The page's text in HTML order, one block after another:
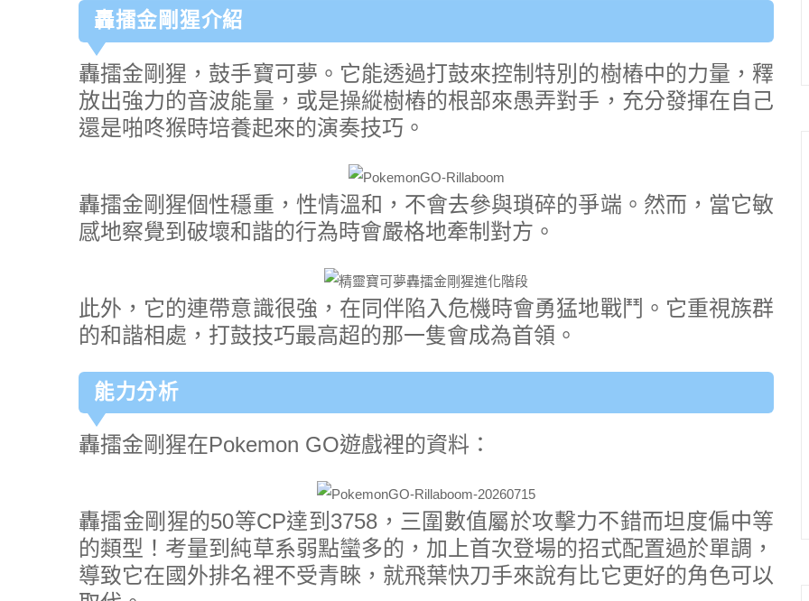
轟擂金剛猩介紹
轟擂金剛猩，鼓手寶可夢。它能透過打鼓來控制特別的樹樁中的力量，釋
放出強力的音波能量，或是操縱樹樁的根部來愚弄對手，充分發揮在自己
還是啪咚猴時培養起來的演奏技巧。
轟擂金剛猩個性穩重，性情溫和，不會去參與瑣碎的爭端。然而，當它敏
感地察覺到破壞和諧的行為時會嚴格地牽制對方。
此外，它的連帶意識很強，在同伴陷入危機時會勇猛地戰鬥。它重視族群
的和諧相處，打鼓技巧最高超的那一隻會成為首領。
能力分析
轟擂金剛猩在Pokemon GO遊戲裡的資料：
轟擂金剛猩的50等CP達到3758，三圍數值屬於攻擊力不錯而坦度偏中等
的類型！考量到純草系弱點蠻多的，加上首次登場的招式配置過於單調，
導致它在國外排名裡不受青睞，就飛葉快刀手來說有比它更好的角色可以